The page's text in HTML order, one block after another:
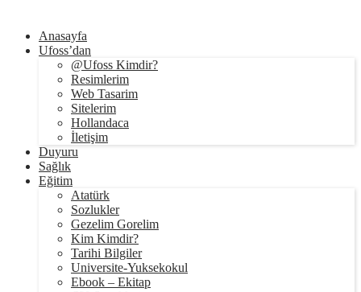
Anasayfa
Ufoss’dan
@Ufoss Kimdir?
Resimlerim
Web Tasarim
Sitelerim
Hollandaca
İletişim
Duyuru
Sağlık
Eğitim
Atatürk
Sozlukler
Gezelim Gorelim
Kim Kimdir?
Tarihi Bilgiler
Universite-Yuksekokul
Ebook – Ekitap